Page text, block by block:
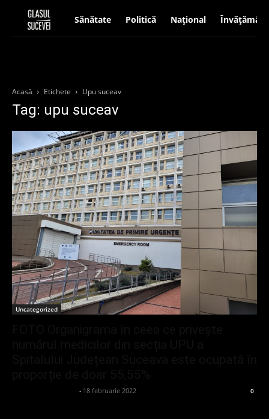
Sănătate Politică Național Învățământ
Acasă Etichete Upu suceav
Tag: upu suceav
Uncategorized
- 18 februarie 2022 0